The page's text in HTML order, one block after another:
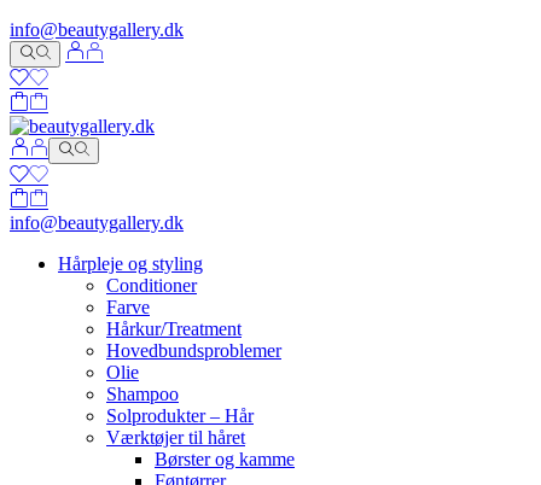
info@beautygallery.dk
info@beautygallery.dk
Hårpleje og styling
Conditioner
Farve
Hårkur/Treatment
Hovedbundsproblemer
Olie
Shampoo
Solprodukter – Hår
Værktøjer til håret
Børster og kamme
Føntørrer